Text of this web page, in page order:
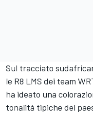
Sul tracciato
le R8 LMS dei team
ha ideato una
tonalità tipiche del